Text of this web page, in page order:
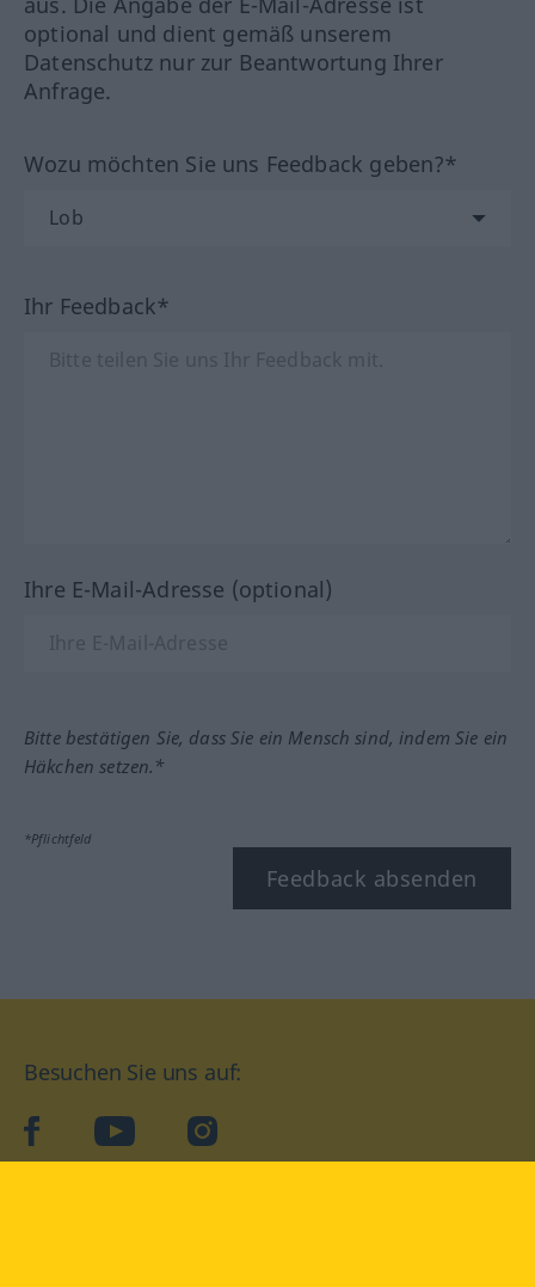
optional und dient gemäß unserem
Datenschutz nur zur Beantwortung Ihrer
Anfrage.
Wozu möchten Sie uns Feedback geben?*
Ihr Feedback*
Ihre E-Mail-Adresse (optional)
Bitte bestätigen Sie, dass Sie ein Mensch sind, indem Sie ein
Häkchen setzen.*
*Pflichtfeld
Feedback absenden
Besuchen Sie uns auf:
facebookYouTube Instagram